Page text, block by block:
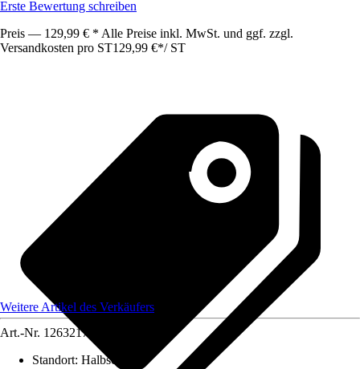
Erste Bewertung schreiben
Preis — 129,99 € * Alle Preise inkl. MwSt. und ggf. zzgl.
Versandkosten pro ST129,99 €*/ ST
Weitere Artikel des Verkäufers
Art.-Nr. 12632178
Standort: Halbschatten